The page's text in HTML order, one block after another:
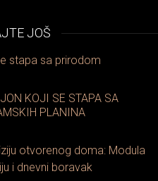
JOŠ
KOJI SE STAPA SA
PLANINA